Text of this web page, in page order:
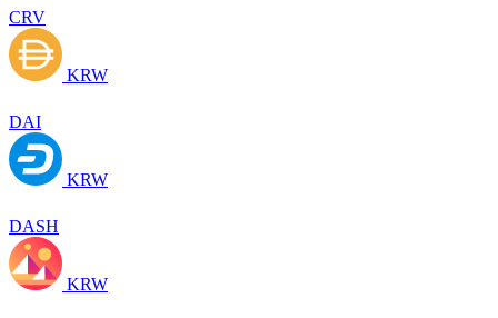
CRV
KRW
DAI
KRW
DASH
KRW